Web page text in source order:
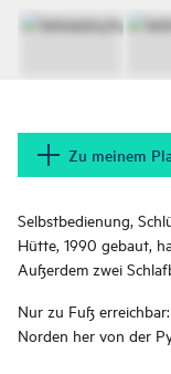
Zu meinem
Selbstbedienung,
Hütte, 1990 gebaut,
Außerdem zwei
Nur zu Fuß
Norden her von der